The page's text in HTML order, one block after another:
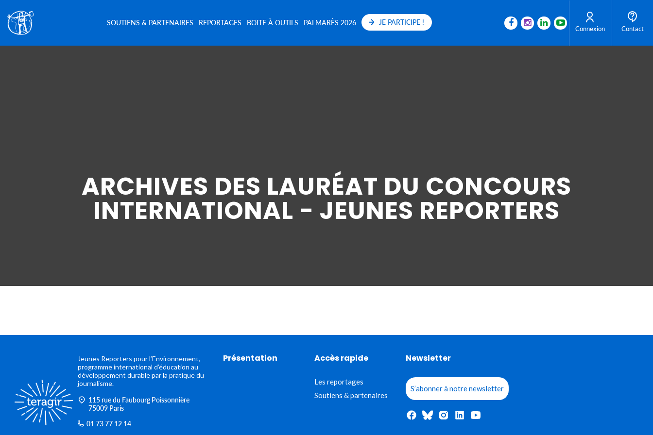
SOUTIENS & PARTENAIRES REPORTAGES BOITE À OUTILS PALMARÈS 2026 JE PARTICIPE !
Connexion Contact
ARCHIVES DES LAURÉAT DU CONCOURS
INTERNATIONAL - JEUNES REPORTERS
Jeunes Reporters pour l’Environnement,
programme international d’éducation au
développement durable par la pratique du
journalisme.
115 rue du Faubourg Poissonnière
75009 Paris
01 73 77 12 14
Présentation Accès rapide
Les reportages
Soutiens & partenaires
Newsletter
S’abonner à notre newsletter